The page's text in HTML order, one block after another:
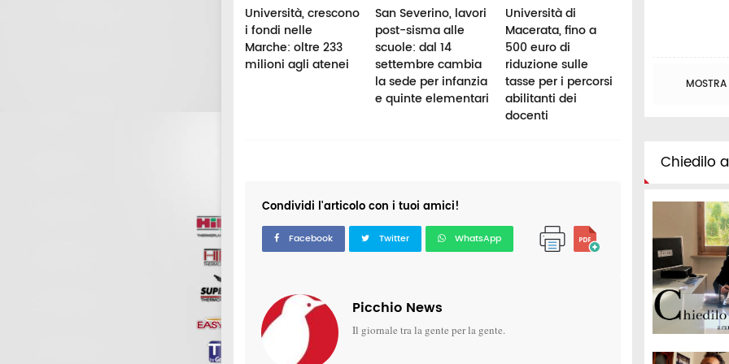
Università, crescono
i fondi nelle
Marche: oltre 233
milioni agli atenei
San Severino, lavori
post-sisma alle
scuole: dal 14
settembre cambia
la sede per infanzia
e quinte elementari
Università di
Macerata, fino a
500 euro di
riduzione sulle
tasse per i percorsi
abilitanti dei
docenti
investimenti
Condividi l'articolo con i tuoi amici!
Facebook Twitter WhatsApp
Picchio News
Il giornale tra la gente per la gente.
Chiedilo